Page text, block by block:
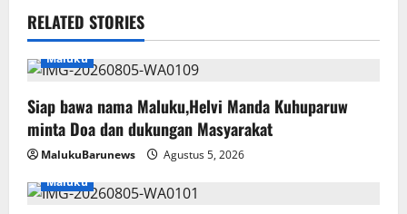
RELATED STORIES
Maluku
Siap bawa nama Maluku,Helvi Manda Kuhuparuw
minta Doa dan dukungan Masyarakat
MalukuBarunews
Agustus 5, 2026
Maluku